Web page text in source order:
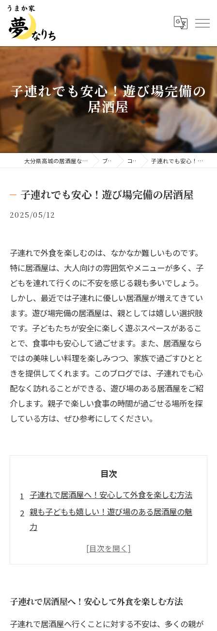
子連れでも安心！遊び場完備の
居酒屋
大分県高城の居酒屋ならうまか家 夢なりち ブログ コラム 子連れでも安心！遊び場完備の居酒屋
子連れでも安心！遊び場完備の居酒屋
2025/05/12
子連れで外食を楽しむのは、なかなか難しいものです。
特に居酒屋は、大人向けの雰囲気やメニューが多く、子
どもを連れて行くのに不安を感じる親も多いでしょう。
しかし、最近では子連れに優しい居酒屋が増えてきてい
ます。遊び場完備の居酒屋は、親としては嬉しい選択肢
です。子どもたちが安全に楽しく遊ぶスペースがあるこ
とで、食事中も安心して過ごせます。また、居酒屋なら
ではの美味しい料理を楽しみつつ、家族で過ごすひとと
きを提供してくれます。このブログでは、子連れでも心
配なく訪れることができる、遊び場のある居酒屋をご紹
介します。親子で楽しい食事の時間が過ごせる場所を探
している方は、ぜひ参考にしてください。
目次
子連れで居酒屋へ！安心して外食を楽しむ方法
親も子どもも嬉しい！遊び場のある居酒屋の魅
力
家族で楽しむ居酒屋：美味しい料理と遊び場の
おすすめの遊び場完備の居酒屋リスト
子どもと一緒のお食事が楽になる居酒屋選びの
子連れで居酒屋へ！安心して外食を楽しむ方法
子連れで居酒屋へ行くことに対する不安は、多くの親が